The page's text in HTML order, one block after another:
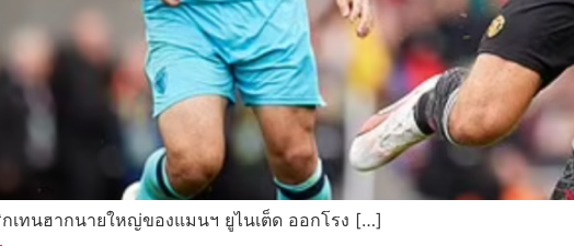
กเทนฮากนายใหญ่ของแมนฯ ยูไนเต็ด ออกโรง […]